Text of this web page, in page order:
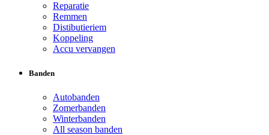
Reparatie
Remmen
Distibutieriem
Koppeling
Accu vervangen
Banden
Autobanden
Zomerbanden
Winterbanden
All season banden